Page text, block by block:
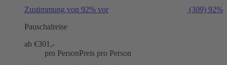
Zustimmung von 92% vor (309) 92%
Pauschalreise
ab €301,-
pro PersonPreis pro Person